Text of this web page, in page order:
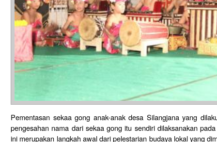
Pementasan sekaa gong anak-anak desa Silangjana yang
pengesahan nama dari sekaa gong itu sendiri dilaksanakan
ini merupakan langkah awal dari pelestarian budaya lokal yang